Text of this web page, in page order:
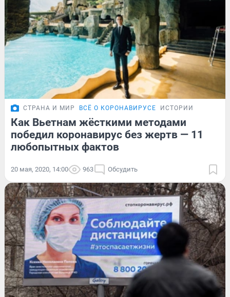
СТРАНА И МИР ВСЁ О КОРОНАВИРУСЕ ИСТОРИИ
Как Вьетнам жёсткими методами
победил коронавирус без жертв — 11
любопытных фактов
20 мая, 2020, 14:00 963 Обсудить